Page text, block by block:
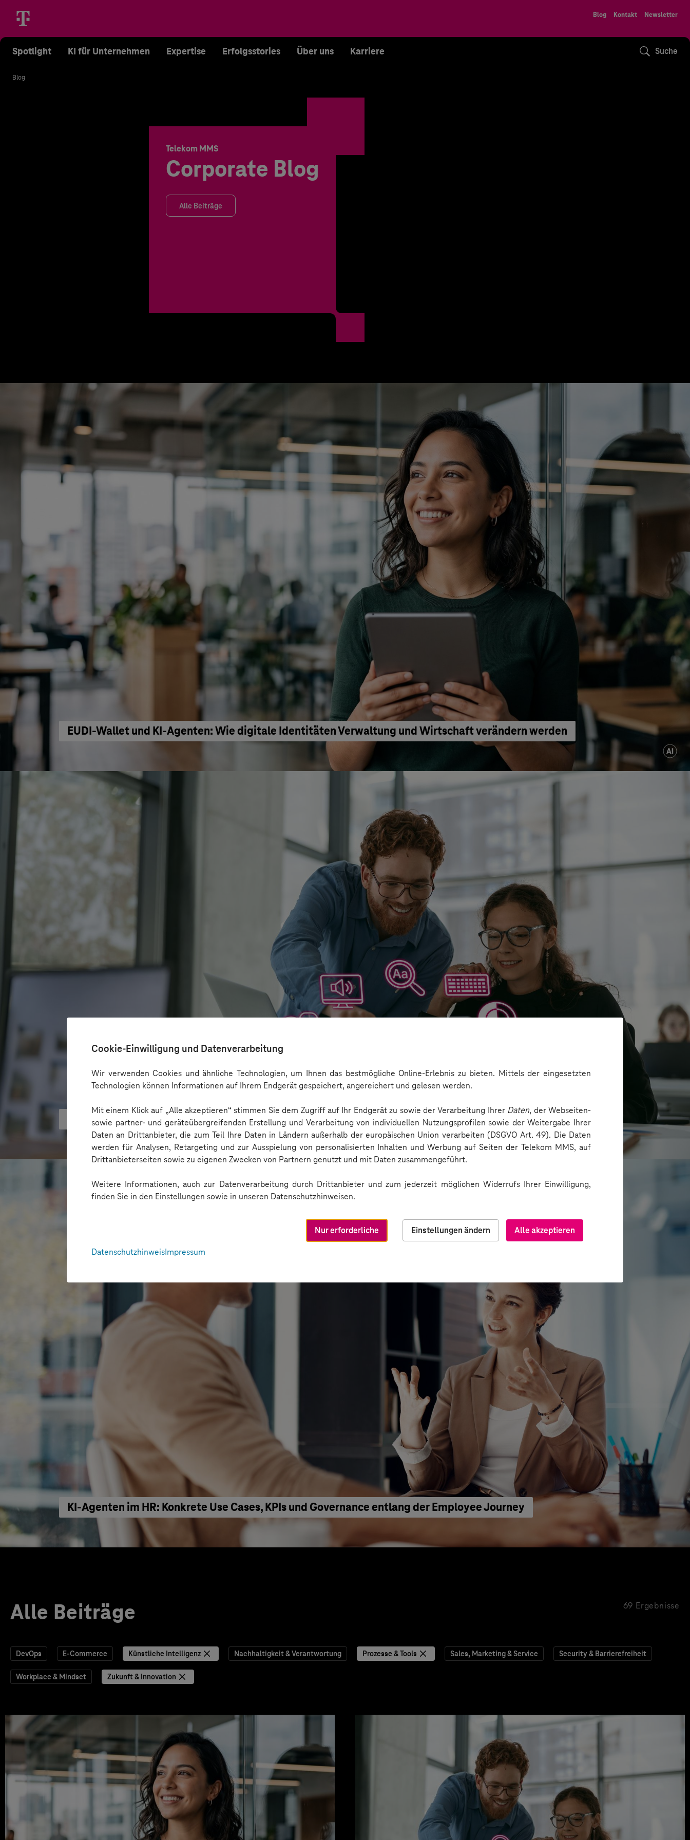
Cookie-Einwilligung und Datenverarbeitung
Wir verwenden Cookies und ähnliche Technologien, um Ihnen das bestmögliche Online-Erlebnis zu bieten. Mittels der eingesetzten
Technologien können Informationen auf Ihrem Endgerät gespeichert, angereichert und gelesen werden.
Mit einem Klick auf „Alle akzeptieren“ stimmen Sie dem Zugriff auf Ihr Endgerät zu sowie der Verarbeitung Ihrer Daten, der Webseiten-
sowie partner- und geräteübergreifenden Erstellung und Verarbeitung von individuellen Nutzungsprofilen sowie der Weitergabe Ihrer
Daten an Drittanbieter, die zum Teil Ihre Daten in Ländern außerhalb der europäischen Union verarbeiten (DSGVO Art. 49). Die Daten
werden für Analysen, Retargeting und zur Ausspielung von personalisierten Inhalten und Werbung auf Seiten der Telekom MMS, auf
Drittanbieterseiten sowie zu eigenen Zwecken von Partnern genutzt und mit Daten zusammengeführt.
Weitere Informationen, auch zur Datenverarbeitung durch Drittanbieter und zum jederzeit möglichen Widerrufs Ihrer Einwilligung,
finden Sie in den Einstellungen sowie in unseren Datenschutzhinweisen.
Alle akzeptieren
Nur erforderliche
Einstellungen ändern
DatenschutzhinweisImpressum
Blog Kontakt Newsletter
Spotlight KI für Unternehmen Expertise Erfolgsstories Über uns Karriere Suche
Blog
Telekom MMS
Corporate Blog
Alle Beiträge
EUDI-Wallet und KI-Agenten: Wie digitale Identitäten Verwaltung und Wirtschaft verändern werden
KI kann Barrieren überbrücken - aber nicht Barrierefreiheit ersetzen
KI‑Agenten im HR: Konkrete Use Cases, KPIs und Governance entlang der Employee Journey
Alle Beiträge 69 Ergebnisse
DevOps E-Commerce Künstliche Intelligenz Nachhaltigkeit & Verantwortung Prozesse & Tools Sales, Marketing & Service Security & Barrierefreiheit
Workplace & Mindset Zukunft & Innovation